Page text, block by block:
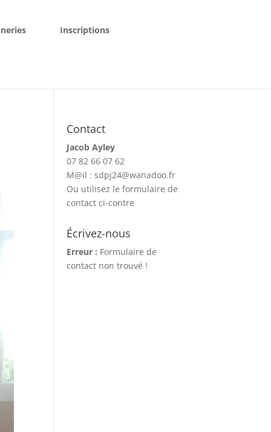
Inscriptions
Contact
Jacob Ayley
07 82 66 07 62
M@il : sdpj24@wanadoo.fr
Ou utilisez le formulaire de
contact ci-contre
Écrivez-nous
Erreur : Formulaire de
contact non trouvé !